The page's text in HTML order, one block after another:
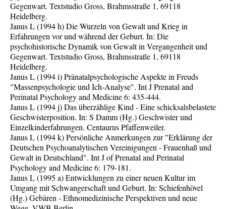
Gegenwart. Textstudio Gross, Brahmsstraße 1, 69118
Heidelberg.
Janus L (1994 h) Die Wurzeln von Gewalt und Krieg in
Erfahrungen vor und während der Geburt. In: Die
psychohistorische Dynamik von Gewalt in Vergangenheit und
Gegenwart. Textstudio Gross, Brahmsstraße 1, 69118
Heidelberg.
Janus L (1994 i) Pränatalpsychologische Aspekte in Freuds
"Massenpsychologie und Ich-Analyse". Int J Prenatal and
Perinatal Psychology and Medicine 6: 435-444.
Janus L (1994 j) Das überzählige Kind - Eine schicksalsbelastete
Geschwisterposition. In: S Damm (Hg.) Geschwister und
Einzelkinderfahrungen. Centaurus Pfaffenweiler.
Janus L (1994 k) Persönliche Anmerkungen zur "Erklärung der
Deutschen Psychoanalytischen Vereinigungen - Frauenhaß und
Gewalt in Deutschland". Int J of Prenatal and Perinatal
Psychology and Medicine 6: 179-181.
Janus L (1995 a) Entwicklungen zu einer neuen Kultur im
Umgang mit Schwangerschaft und Geburt. In: Schiefenhövel
(Hg.) Gebären - Ethnomedizinische Perspektiven und neue